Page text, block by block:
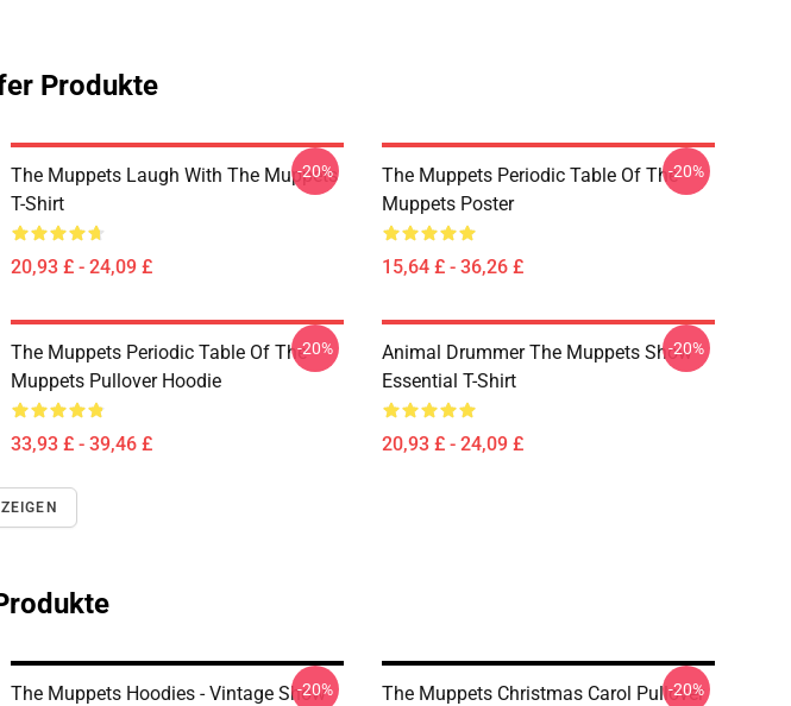
Produkte
The Muppets Laugh With The Muppets
T-Shirt
20,93 £ - 24,09 £
-20%
The Muppets Periodic Table Of The
Muppets Poster
15,64 £ - 36,26 £
-20%
The Muppets Periodic Table Of The
Muppets Pullover Hoodie
33,93 £ - 39,46 £
-20%
Animal Drummer The Muppets Show
Essential T-Shirt
20,93 £ - 24,09 £
-20%
The Muppets Hoodies - Vintage Show
-20%
The Muppets Christmas Carol Pullover
-20%